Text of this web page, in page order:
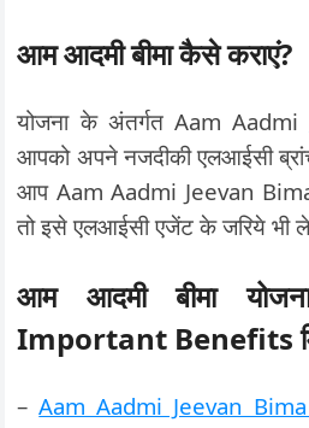
आम आदमी बीमा कैसे कराएं?
योजना के अंतर्गत Aam Aadmi
आपको अपने नजदीकी एलआईसी ब्रांच
आप Aam Aadmi Jeevan
तो इसे एलआईसी एजेंट के जरिये भी
आम आदमी बीमा
Important Benefits
–Aam Aadmi Jeevan